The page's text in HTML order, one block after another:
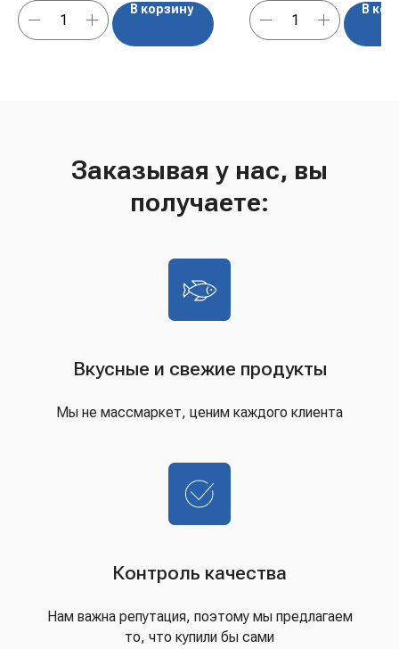
В корзину В
Заказывая у нас, вы
получаете:
Вкусные и свежие продукты
Мы не массмаркет, ценим каждого клиента
Контроль качества
Нам важна репутация, поэтому мы предлагаем
то, что купили бы сами